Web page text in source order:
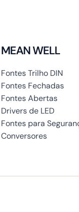
MEAN WELL
Fontes Trilho DIN
Fontes Fechadas
Fontes Abertas
Drivers de LED
Fontes para
Conversores